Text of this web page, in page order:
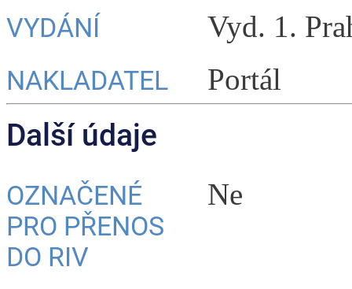
VYDÁNÍ Vyd. 1.
NAKLADATEL Portál
Další údaje
OZNAČENÉ
PRO PŘENOS
DO RIV
Ne